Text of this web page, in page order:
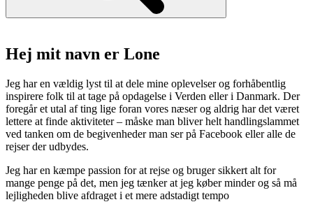
Hej mit navn er Lone
Jeg har en vældig lyst til at dele mine oplevelser og forhåbentlig
inspirere folk til at tage på opdagelse i Verden eller i Danmark. Der
foregår et utal af ting lige foran vores næser og aldrig har det været
lettere at finde aktiviteter – måske man bliver helt handlingslammet
ved tanken om de begivenheder man ser på Facebook eller alle de
rejser der udbydes.
Jeg har en kæmpe passion for at rejse og bruger sikkert alt for
mange penge på det, men jeg tænker at jeg køber minder og så må
lejligheden blive afdraget i et mere adstadigt tempo